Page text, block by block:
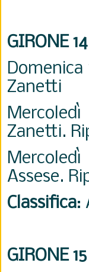
GIRONE 14
Zanetti
Zanetti.
Assese.
Classifica:
GIRONE 15